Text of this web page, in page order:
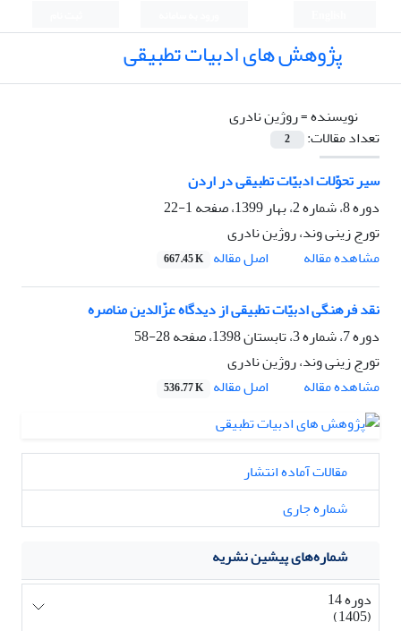
پژوهش های ادبیات تطبیقی
نویسنده =روژین نادری
تعداد مقالات:
2
سیر تحوّلات ادبیّات تطبیقی در اردن
دوره 8، شماره 2، بهار 1399، صفحه
1-22
تورج زینی وند، روژین نادری
مشاهده مقاله
اصل مقاله 667.45 K
نقد فرهنگی ادبیّات تطبیقی از دیدگاه عزّالدین مناصره
دوره 7، شماره 3، تابستان 1398، صفحه
28-58
تورج زینی وند، روژین نادری
مشاهده مقاله
اصل مقاله 536.77 K
مقالات آماده انتشار
شماره جاری
شماره‌های پیشین نشریه
دوره 14
(1405)